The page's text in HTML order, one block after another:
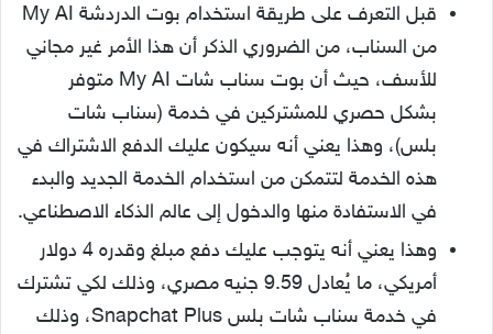
قبل التعرف على طريقة استخدام بوت الدردشة My AI
من السناب، من الضروري الذكر أن هذا الأمر غير مجاني
للأسف، حيث أن بوت سناب شات My AI متوفر
بشكل حصري للمشتركين في خدمة (سناب شات
بلس)، وهذا يعني أنه سيكون عليك الدفع الاشتراك في
هذه الخدمة لتتمكن من استخدام الخدمة الجديد والبدء
في الاستفادة منها والدخول إلى عالم الذكاء الاصطناعي.
وهذا يعني أنه يتوجب عليك دفع مبلغ وقدره 4 دولار
أمريكي، ما يُعادل 9.59 جنيه مصري، وذلك لكي تشترك
في خدمة سناب شات بلس Snapchat Plus، وذلك